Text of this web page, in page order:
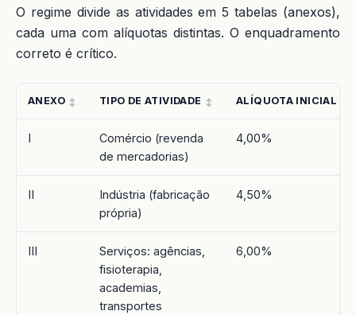
O regime divide as atividades em 5 tabelas (anexos),
cada uma com alíquotas distintas. O enquadramento
correto é crítico.
ANEXO TIPO DE ATIVIDADE ALÍQUOTA INICIAL
I
Comércio (revenda
de mercadorias)
4,00%
II
Indústria (fabricação
própria)
4,50%
III
Serviços: agências,
fisioterapia,
academias,
transportes
6,00%